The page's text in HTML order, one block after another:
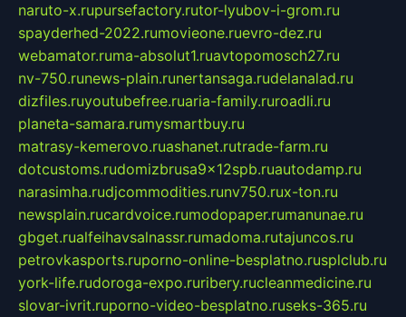
naruto-x.rupursefactory.rutor-lyubov-i-grom.ru
spayderhed-2022.rumovieone.ruevro-dez.ru
webamator.ruma-absolut1.ruavtopomosch27.ru
nv-750.runews-plain.runertansaga.rudelanalad.ru
dizfiles.ruyoutubefree.ruaria-family.ruroadli.ru
planeta-samara.rumysmartbuy.ru
matrasy-kemerovo.ruashanet.rutrade-farm.ru
dotcustoms.rudomizbrusa9x12spb.ruautodamp.ru
narasimha.rudjcommodities.runv750.rux-ton.ru
newsplain.rucardvoice.rumodopaper.rumanunae.ru
gbget.rualfeihavsalnassr.rumadoma.rutajuncos.ru
petrovkasports.ruporno-online-besplatno.rusplclub.ru
york-life.rudoroga-expo.ruribery.rucleanmedicine.ru
slovar-ivrit.ruporno-video-besplatno.ruseks-365.ru